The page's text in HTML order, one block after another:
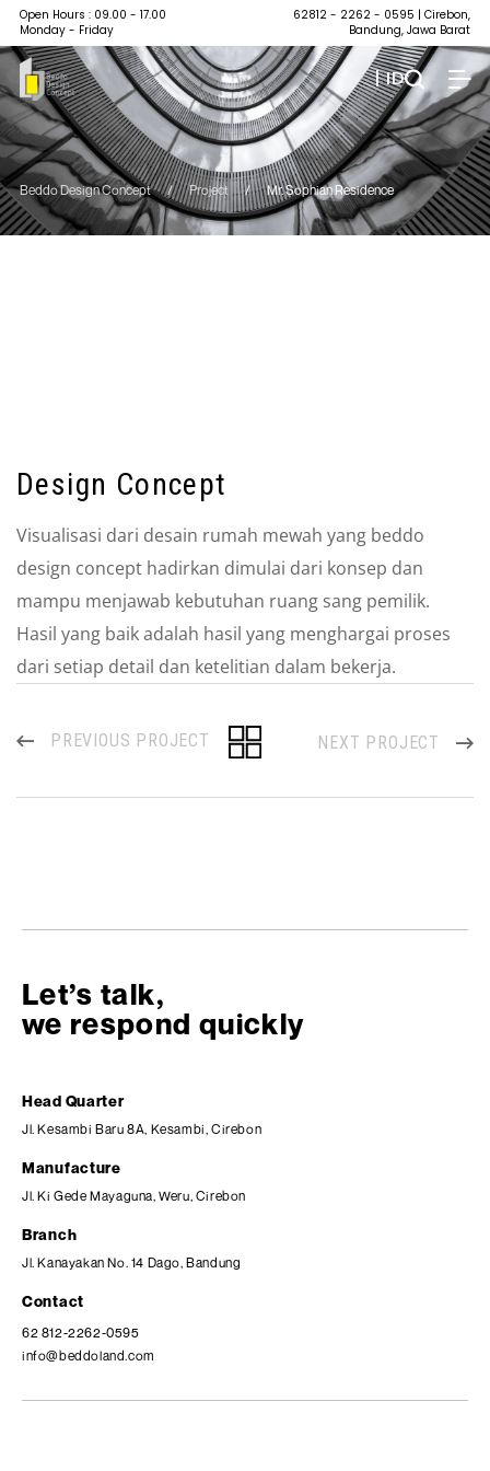
Open Hours : 09.00 - 17.00
Monday - Friday
62812 - 2262 - 0595 | Cirebon,
Bandung, Jawa Barat
| ID
Beddo Design Concept / Project / Mr. Sophian Residence
Design Concept
Visualisasi dari desain rumah mewah yang beddo
design concept hadirkan dimulai dari konsep dan
mampu menjawab kebutuhan ruang sang pemilik.
Hasil yang baik adalah hasil yang menghargai proses
dari setiap detail dan ketelitian dalam bekerja.
PREVIOUS PROJECT NEXT PROJECT
Let’s talk,
we respond quickly
Head Quarter
Jl. Kesambi Baru 8A, Kesambi, Cirebon
Manufacture
Jl. Ki Gede Mayaguna, Weru, Cirebon
Branch
Jl. Kanayakan No. 14 Dago, Bandung
Contact
62 812-2262-0595
info@beddoland.com